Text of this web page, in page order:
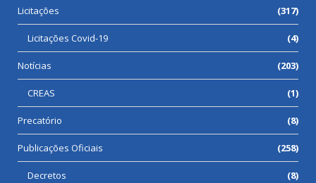
Licitações (317)
Licitações Covid-19 (4)
Notícias (203)
CREAS (1)
Precatório (8)
Publicações Oficiais (258)
Decretos (8)